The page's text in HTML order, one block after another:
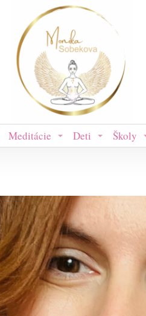
Meditácie Deti Školy